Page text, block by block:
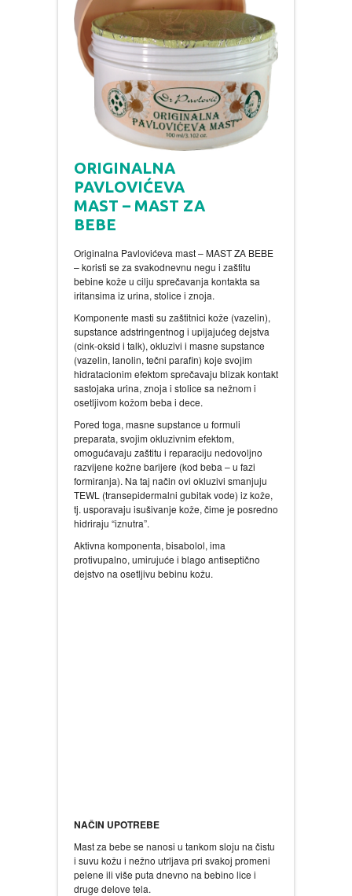
ORIGINALNA
PAVLOVIĆEVA
MAST – MAST ZA
BEBE
Originalna Pavlovićeva mast – MAST ZA BEBE
– koristi se za svakodnevnu negu i zaštitu
bebine kože u cilju sprečavanja kontakta sa
iritansima iz urina, stolice i znoja.
Komponente masti su zaštitnici kože (vazelin),
supstance adstringentnog i upijajućeg dejstva
(cink-oksid i talk), okluzivi i masne supstance
(vazelin, lanolin, tečni parafin) koje svojim
hidratacionim efektom sprečavaju blizak kontakt
sastojaka urina, znoja i stolice sa nežnom i
osetljivom kožom beba i dece.
Pored toga, masne supstance u formuli
preparata, svojim okluzivnim efektom,
omogućavaju zaštitu i reparaciju nedovoljno
razvijene kožne barijere (kod beba – u fazi
formiranja). Na taj način ovi okluzivi smanjuju
TEWL (transepidermalni gubitak vode) iz kože,
tj. usporavaju isušivanje kože, čime je posredno
hidriraju “iznutra”.
Aktivna komponenta, bisabolol, ima
protivupalno, umirujuće i blago antiseptično
dejstvo na osetljivu bebinu kožu.
NAČIN UPOTREBE
Mast za bebe se nanosi u tankom sloju na čistu
i suvu kožu i nežno utrljava pri svakoj promeni
pelene ili više puta dnevno na bebino lice i
druge delove tela.